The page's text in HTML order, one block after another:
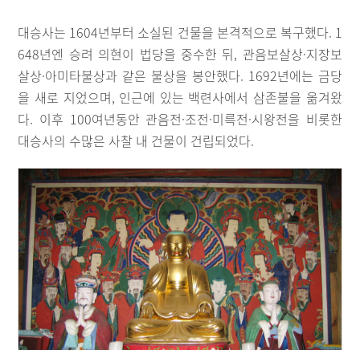
대승사는 1604년부터 소실된 건물을 본격적으로 복구했다. 1
648년엔 승려 의현이 법당을 중수한 뒤, 관음보살상·지장보
살상·아미타불상과 같은 불상을 봉안했다. 1692년에는 금당
을 새로 지었으며, 인근에 있는 백련사에서 삼존불을 옮겨왔
다. 이후 100여년동안 관음전·조전·미륵전·시왕전을 비롯한
대승사의 수많은 사찰 내 건물이 건립되었다.